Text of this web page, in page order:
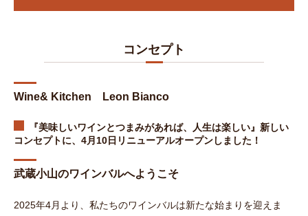
コンセプト
Wine& Kitchen Leon Bianco
『美味しいワインとつまみがあれば、人生は楽しい』 新しい
コンセプトに、4月10日リニューアルオープンしました！
武蔵小山のワインバルへようこそ
2025年4月より、私たちのワインバルは新たな始まりを迎えま